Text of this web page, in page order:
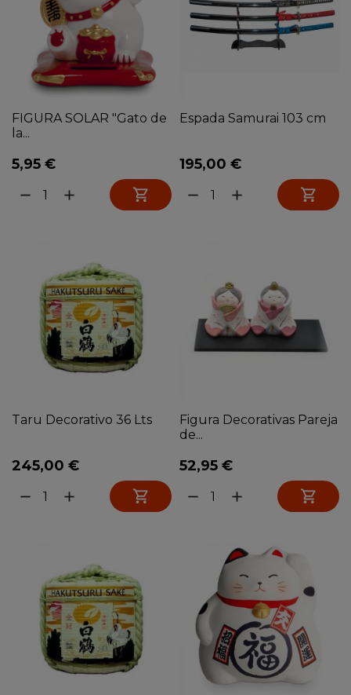
FIGURA SOLAR "Gato de
la...
5,95 €
remove add 
Espada Samurai 103 cm
195,00 €
remove add 
Taru Decorativo 36 Lts
245,00 €
remove add 
Figura Decorativas Pareja
de...
52,95 €
remove add 